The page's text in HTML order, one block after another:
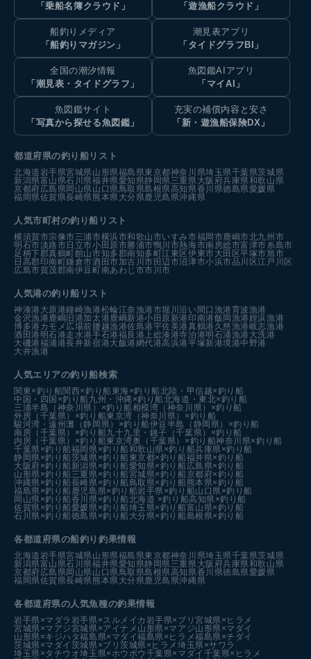
「乗船名簿クラウド」
「遊漁船クラウド」
船釣りメディア
「船釣りマガジン」
潮見表アプリ
「タイドグラフBI」
全国の潮汐情報
「潮見表・タイドグラフ」
魚図鑑AIアプリ
「マイAI」
魚図鑑サイト
「写真から探せる魚図鑑」
充実の補償内容と安さ
「新・遊漁船保険DX」
都道府県の釣り船リスト
北海道岩手県宮城県山形県福島県東京都神奈川県埼玉県千葉県茨城県
新潟県富山県石川県福井県愛知県静岡県三重県大阪府兵庫県和歌山県
京都府広島県岡山県山口県鳥取県島根県高知県香川県徳島県愛媛県
福岡県佐賀県長崎県熊本県大分県鹿児島県沖縄県
人気市町村の釣り船リスト
横須賀市宗像市三浦市横浜市和歌山市いすみ市福岡市鹿嶋市北九州市
明石市淡路市 日立市小田原市勝浦市鴨川市熱海市南房総市富津市糸島市
足柄下郡真鶴町館山市知多郡南知多町江東区伊東市大田区平塚市旭市
日高郡印南町鎌倉市酒田市加古川市 田辺市沼津市小浜市品川区江戸川区
広島市賀茂郡南伊豆町南あわじ市市川市
人気港の釣り船リスト
神湊港 大原港鐘崎漁港松輪江奈漁港市堀川沿い 間口漁港育波漁港
金沢漁港鹿嶋旧港加太港鹿嶋新港小田原新港 印南港飯岡漁港姪浜漁港
博多港カモメ広場前 腰越漁港佐島港宇佐美港真鶴港 久慈漁港岐志漁港
酒田港 明石港走水港手石港福良港 上総湊港寺泊港明石浦漁港 大洗港
大磯港福浦港長井新宿港大飯港網代港高浜港平塚新港境港中野港
大井漁港
人気エリアの釣り船検索
関東×釣り船関西×釣り船 東海×釣り船北陸・甲信越×釣り船
中国・四国×釣り船 九州・沖縄×釣り船北海道・東北×釣り船
三浦半島（神奈川県）×釣り船相模湾（神奈川県）×釣り船
外房（千葉県）×釣り船東京湾（神奈川県）×釣り船
駿河湾・遠州灘（静岡県）×釣り船伊豆半島（静岡県）×釣り船
南房（千葉県）×釣り船九十九里・銚子（千葉県）×釣り船
内房（千葉県）×釣り船東京湾奥（千葉県）×釣り船神奈川県×釣り船
千葉県×釣り船福岡県×釣り船和歌山県×釣り船兵庫県×釣り船
静岡県×釣り船茨城県×釣り船 東京都×釣り船福井県×釣り船
大阪府×釣り船 新潟県×釣り船愛知県×釣り船 広島県×釣り船
山形県×釣り船 三重県×釣り船宮城県×釣り船京都府×釣り船
沖縄県×釣り船長崎県×釣り船鳥取県×釣り船 熊本県×釣り船
福島県×釣り船 鹿児島県×釣り船岩手県×釣り船山口県×釣り船
岡山県×釣り船香川県×釣り船北海道 ×釣り船高知県×釣り船
佐賀県×釣り船愛媛県×釣り船埼玉県×釣り船富山県×釣り船
石川県×釣り船徳島県×釣り船 大分県×釣り船島根県×釣り船
各都道府県の船釣り釣果情報
北海道岩手県宮城県山形県福島県東京都神奈川県埼玉県千葉県茨城県
新潟県富山県石川県福井県愛知県静岡県三重県大阪府兵庫県和歌山県
京都府広島県岡山県山口県鳥取県島根県高知県香川県徳島県愛媛県
福岡県佐賀県長崎県熊本県大分県鹿児島県沖縄県
各都道府県の人気魚種の釣果情報
岩手県×マダラ 岩手県×スルメイカ 岩手県×ブリ宮城県×ヒラメ
宮城県×マアジ宮城県×アイナメ 山形県×マアジ山形県×マダイ
山形県×キジハタ福島県×マダイ福島県×ヒラメ福島県×チダイ
茨城県×マダイ 茨城県×ブリ茨城県×ヒラメ埼玉県×サワラ
埼玉県×タチウオ埼玉県×ホウボウ 千葉県×マダイ 千葉県×ヒラメ